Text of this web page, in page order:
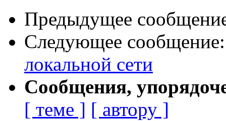
Предыдущее
Следующее
локальной сети
Сообщения,
[ теме ] [ автору ]